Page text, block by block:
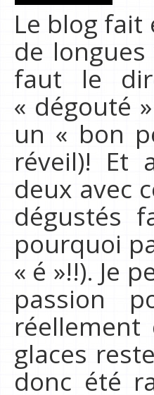
Le blog
de
faut le
« dégouté
un « bon
réveil)! Et
deux avec
dégustés
pourquoi
« é »!!). Je
passion
glaces
donc été